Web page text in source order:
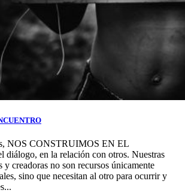
NOS CONSTRUIMOS EN EL
en la relación con otros. Nuestras
y creadoras no son recursos únicamente
sino que necesitan al otro para ocurrir y